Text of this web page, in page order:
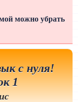
можно убрать
с нуля!
1